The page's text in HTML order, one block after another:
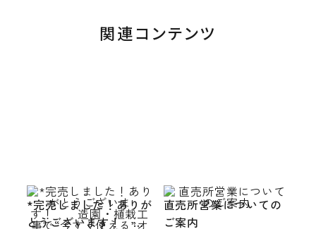
関連コンテンツ
*完売しました！ありが
とうございます！
直売所営業についての
ご案内